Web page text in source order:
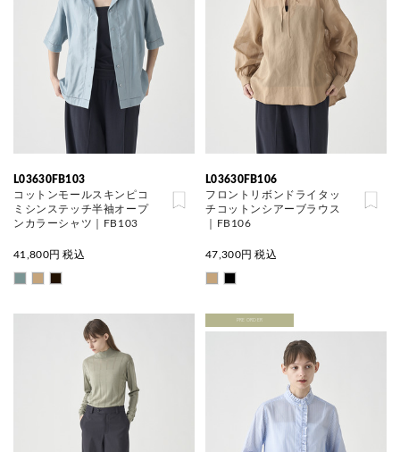
L03630FB103
コットンモールスキンピコ
ミシンステッチ半袖オープ
ンカラーシャツ｜FB103
41,800円 税込
L03630FB106
フロントリボンドライタッ
チコットンシアーブラウス
｜FB106
47,300円 税込
PRE ORDER